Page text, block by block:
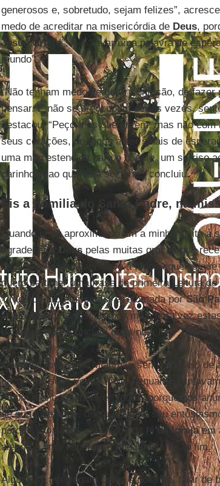
generosos e, sobretudo, sejam felizes”,
medo de acreditar na misericórdia de Deus,
Jesus Cristo”, e a “levar uma palavra de
mundo”.
“Não tenham medo de gerar confusão, de
pensar. E não se preocupem se, às vezes,
destacou. “Peço-lhes que gritem, mas não
seus corações, de modo a ser sinais de
uma mão estendida para o doente, um sorriso
carinhoso ao que está sozinho”, concluiu.
Eis a homilia do Santo Padre, na
Quando já se aproxima do fim a minha visita à
agradecer a Deuspelas muitas graças que
lhes, jovens de Mianmar, e a todos aqueles
quero partilhar uma frase da primeira Leitura
Tirada do profetaIsaías, é retomada porSão
cristã de Roma. Escutemos mais uma vez
daqueles que anunciam boas notícias!” (Rm 10,
Queridos jovens de Mianmar, senti o desejo
ter ouvido suas vozes, hoje, enquanto
é bom e encorajador ver vocês, porque nos
de sua juventude, de sua fé e do seu
porque são sinais concretos da fé daIgrejaem
alegria e uma esperança que jamais terão fim.
Alguns se interrogam como é possível falar de